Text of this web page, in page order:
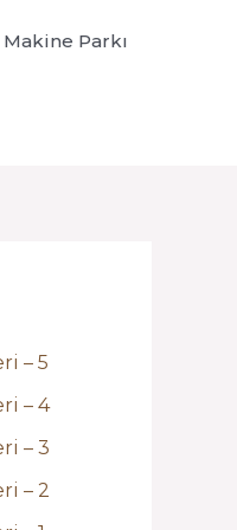
Makine Parkı
– 5
– 4
– 3
– 2